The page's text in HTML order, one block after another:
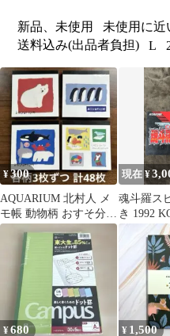
新品、未使用 未使用に近
送料込み(出品者負担)
L
¥300
AQUARIUM 北村人 メ
モ帳 動物柄 おすそ分け
バラメモ
現在 ¥
魂斗羅ス
き 1992
ミ
¥680 ¥ 1,500